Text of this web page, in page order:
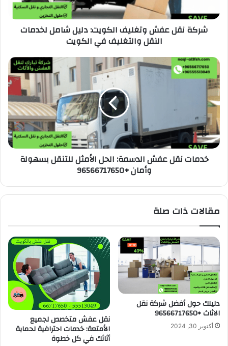
شركة نقل عفش وتغليف الكويت: دليل شامل لخدمات
النقل والتغليف في الكويت
خدمات نقل عفش الدسمة: الحل الأمثل للتنقل بسهولة
وأمان +96566717650
مقالات ذات صلة
دليلك حول أفضل شركة نقل
الاثاث +96566717650
أكتوبر 30, 2024 نقل عفش متخصص لجميع
الأمتعة: خدمات احترافية لحماية
أثاثك في كل خطوة